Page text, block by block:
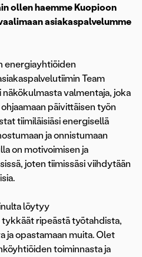
ollen haemme Kuopioon
asiakaspalvelumme
energiayhtiöiden
Team
valmentaja, joka
päivittäisen työn
tiimiläisiäsi energisellä
ja onnistumaan
on motivoimisen ja
joten tiimissäsi viihdytään
löytyy
ripeästä työtahdista,
ja opastamaan muita. Olet
toiminnasta ja